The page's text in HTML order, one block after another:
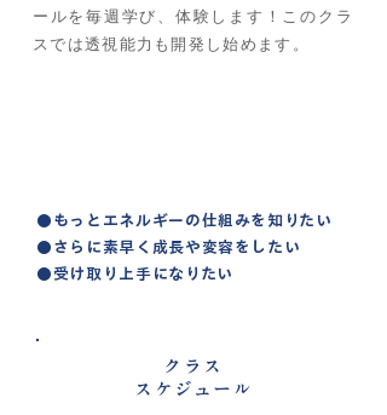
ールを毎週学び、体験します！このクラ
スでは透視能力も開発し始めます。
●もっとエネルギーの仕組みを知りたい
●さらに素早く成長や変容をしたい
●受け取り上手になりたい
クラス
スケジュール